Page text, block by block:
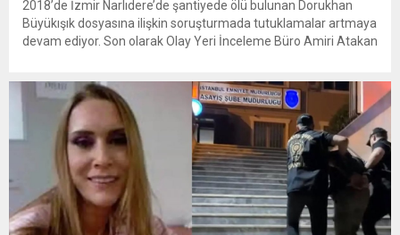
2018’de İzmir Narlıdere’de şantiyede ölü bulunan Dorukhan
Büyükışık dosyasına ilişkin soruşturmada tutuklamalar artmaya
devam ediyor. Son olarak Olay Yeri İnceleme Büro Amiri Atakan
bulunan Dorukhan Büyükışık’a ilişkin yeniden açılan
soruşturmada tutuklamalar genişliyor. Son olarak dönemin...